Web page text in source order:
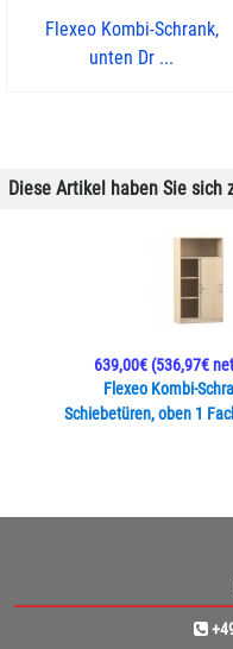
Flexeo Kombi-Schrank,
unten Dr ...
Diese Artikel haben Sie sich
Flexeo Kombi-
Schiebetüren, oben 1
639,00€(536,97€